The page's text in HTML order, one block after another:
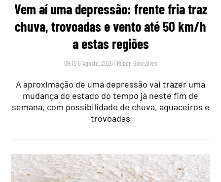
Vem aí uma depressão: frente fria traz
chuva, trovoadas e vento até 50 km/h
a estas regiões
09:10 8 Agosto, 2026 | Rubén Gonçalves
A aproximação de uma depressão vai trazer uma
mudança do estado do tempo já neste fim de
semana, com possibilidade de chuva, aguaceiros e
trovoadas